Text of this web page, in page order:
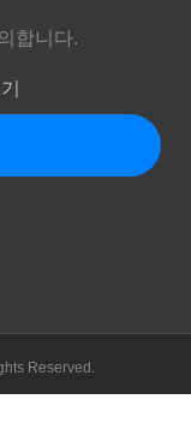
합니다.
Reserved.